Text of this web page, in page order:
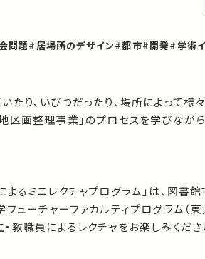
問題#居場所のデザイン#都市#開発#学術イ
たり、いびつだったり、場所によって
区画整理事業」のプロセスを学びなが
よるミニレクチャプログラム」は、図書
フューチャーファカルティプログラム（
教職員によるレクチャをお楽しみくだ